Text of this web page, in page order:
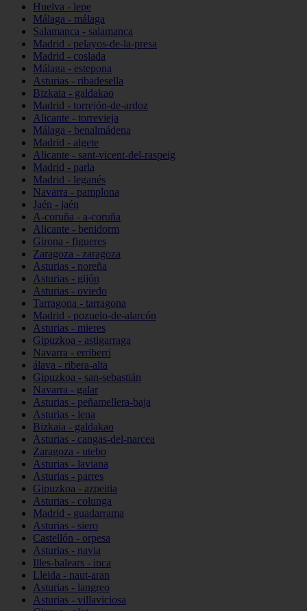
Huelva - lepe
Málaga - málaga
Salamanca - salamanca
Madrid - pelayos-de-la-presa
Madrid - coslada
Málaga - estepona
Asturias - ribadesella
Bizkaia - galdakao
Madrid - torrejón-de-ardoz
Alicante - torrevieja
Málaga - benalmádena
Madrid - algete
Alicante - sant-vicent-del-raspeig
Madrid - parla
Madrid - leganés
Navarra - pamplona
Jaén - jaén
A-coruña - a-coruña
Alicante - benidorm
Girona - figueres
Zaragoza - zaragoza
Asturias - noreña
Asturias - gijón
Asturias - oviedo
Tarragona - tarragona
Madrid - pozuelo-de-alarcón
Asturias - mieres
Gipuzkoa - astigarraga
Navarra - erriberri
álava - ribera-alta
Gipuzkoa - san-sebastián
Navarra - galar
Asturias - peñamellera-baja
Asturias - lena
Bizkaia - galdakao
Asturias - cangas-del-narcea
Zaragoza - utebo
Asturias - laviana
Asturias - parres
Gipuzkoa - azpeitia
Asturias - colunga
Madrid - guadarrama
Asturias - siero
Castellón - orpesa
Asturias - navia
Illes-balears - inca
Lleida - naut-aran
Asturias - langreo
Asturias - villaviciosa